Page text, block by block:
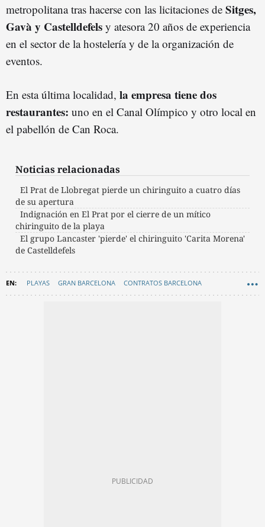
metropolitana tras hacerse con las licitaciones de Sitges,
Gavà y Castelldefels y atesora 20 años de experiencia
en el sector de la hostelería y de la organización de
eventos.
En esta última localidad, la empresa tiene dos
restaurantes: uno en el Canal Olímpico y otro local en
el pabellón de Can Roca.
Noticias relacionadas
El Prat de Llobregat pierde un chiringuito a cuatro días
de su apertura
Indignación en El Prat por el cierre de un mítico
chiringuito de la playa
El grupo Lancaster 'pierde' el chiringuito 'Carita Morena'
de Castelldefels
PLAYAS GRAN BARCELONA CONTRATOS BARCELONA